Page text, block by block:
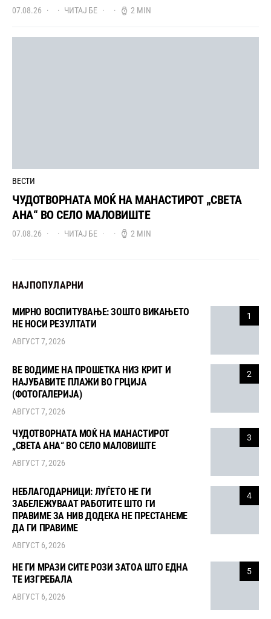
07.08.26 ЧИТАЈ БЕ 2 MIN
ВЕСТИ
ЧУДОТВОРНАТА МОЌ НА МАНАСТИРОТ „СВЕТА
АНА“ ВО СЕЛО МАЛОВИШТЕ
07.08.26 ЧИТАЈ БЕ 2 MIN
НАЈПОПУЛАРНИ
1
МИРНО ВОСПИТУВАЊЕ: ЗОШТО ВИКАЊЕТО
НЕ НОСИ РЕЗУЛТАТИ
АВГУСТ 7, 2026
2
ВЕ ВОДИМЕ НА ПРОШЕТКА НИЗ КРИТ И
НАЈУБАВИТЕ ПЛАЖИ ВО ГРЦИЈА
(ФОТОГАЛЕРИЈА)
АВГУСТ 7, 2026
3
ЧУДОТВОРНАТА МОЌ НА МАНАСТИРОТ
„СВЕТА АНА“ ВО СЕЛО МАЛОВИШТЕ
АВГУСТ 7, 2026
4
НЕБЛАГОДАРНИЦИ: ЛУЃЕТО НЕ ГИ
ЗАБЕЛЕЖУВААТ РАБОТИТЕ ШТО ГИ
ПРАВИМЕ ЗА НИВ ДОДЕКА НЕ ПРЕСТАНЕМЕ
ДА ГИ ПРАВИМЕ
АВГУСТ 6, 2026
5
НЕ ГИ МРАЗИ СИТЕ РОЗИ ЗАТОА ШТО ЕДНА
ТЕ ИЗГРЕБАЛА
АВГУСТ 6, 2026